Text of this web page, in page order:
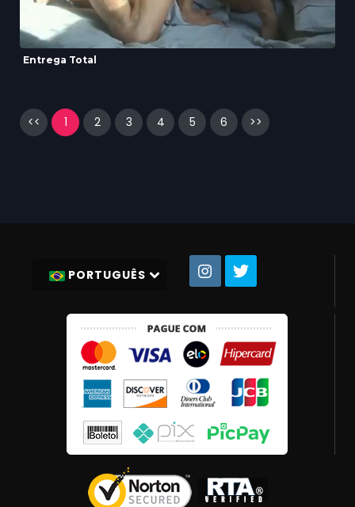
Entrega Total
<< 1 2 3 4 5 6 >>
PORTUGUÊS